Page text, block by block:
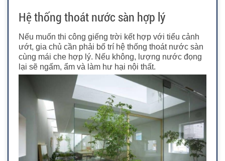
Hệ thống thoát nước sàn hợp lý
Nếu muốn thi công giếng trời kết hợp với tiểu cảnh
ướt, gia chủ cần phải bố trí hệ thống thoát nước sàn
cùng mái che hợp lý. Nếu không, lượng nước đọng
lại sẽ ngấm, ẩm và làm hư hại nội thất.